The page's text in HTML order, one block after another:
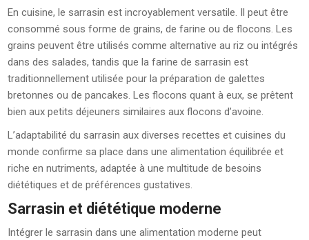
En cuisine, le sarrasin est incroyablement versatile. Il peut être
consommé sous forme de grains, de farine ou de flocons. Les
grains peuvent être utilisés comme alternative au riz ou intégrés
dans des salades, tandis que la farine de sarrasin est
traditionnellement utilisée pour la préparation de galettes
bretonnes ou de pancakes. Les flocons quant à eux, se prêtent
bien aux petits déjeuners similaires aux flocons d’avoine.
L’adaptabilité du sarrasin aux diverses recettes et cuisines du
monde confirme sa place dans une alimentation équilibrée et
riche en nutriments, adaptée à une multitude de besoins
diététiques et de préférences gustatives.
Sarrasin et diététique moderne
Intégrer le sarrasin dans une alimentation moderne peut